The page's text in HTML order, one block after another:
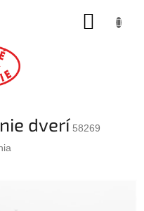
dverí 58269